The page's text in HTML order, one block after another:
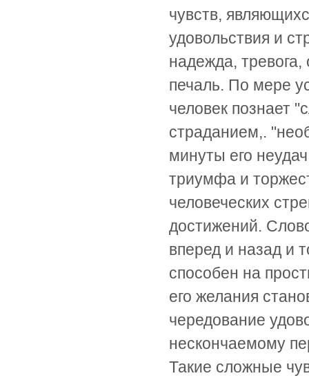
чувств,
удовольствия и
надежда, тревога,
печаль. По мере
человек познает
страданием,.
минуты его
триумфа и
человеческих
достижений.
вперед и назад и
способен на
его желания
чередование
нескончаемому
Такие сложные